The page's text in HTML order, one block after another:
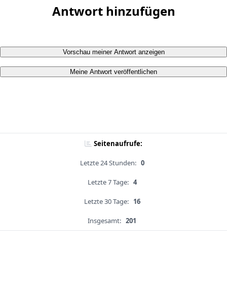
Antwort hinzufügen
Vorschau meiner Antwort anzeigen
Meine Antwort veröffentlichen
Seitenaufrufe:
Letzte 24 Stunden: 0
Letzte 7 Tage: 4
Letzte 30 Tage: 16
Insgesamt: 201